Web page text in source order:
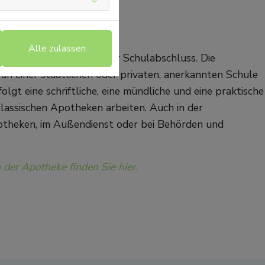
Reife oder ein höherer Schulabschluss. Die
einer staatlichen oder privaten, anerkannten Schule
eine schriftliche, eine mündliche und eine praktische
Apotheken arbeiten. Auch in der
im Außendienst oder bei Behörden und
Apotheke finden Sie hier.
Alle zulassen